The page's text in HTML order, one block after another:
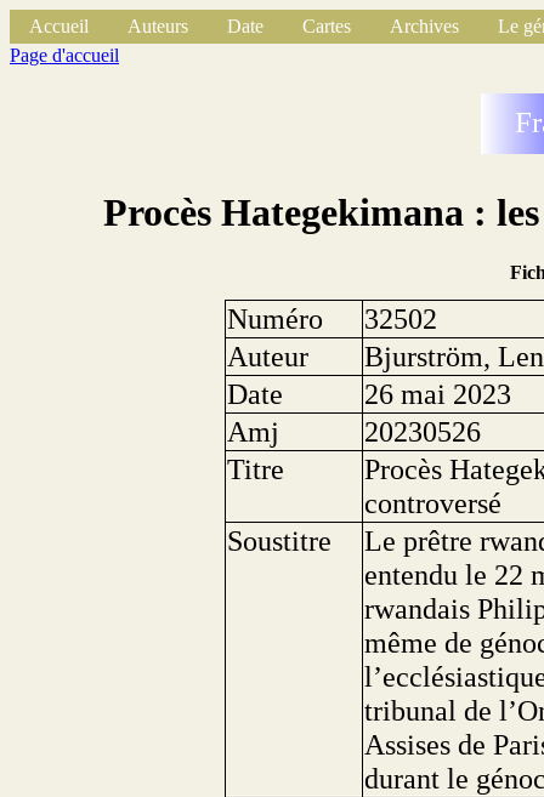
Accueil Auteurs Date Cartes Archives
Le
Page d'accueil
Procès Hategekimana :
Numéro
32502
Auteur
Bjurström,
Date
26 mai 2023
Amj
20230526
Titre
Procès
controversé
Soustitre
Le prêtre
entendu le 22
rwandais
même de
tribunal de
Assises de
durant le